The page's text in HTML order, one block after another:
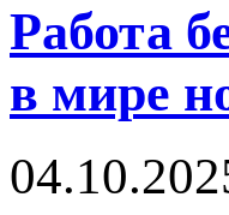
Работа
в мире